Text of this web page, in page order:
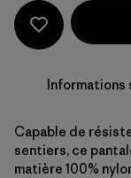
Informations
Capable de
sentiers, ce
matière 100%